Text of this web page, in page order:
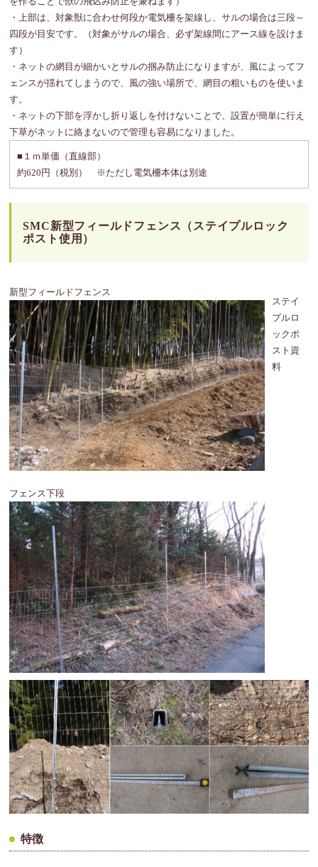
・上部は、対象獣に合わせ何段か電気柵を架線し、サルの場合は三段～
四段が目安です。（対象がサルの場合、必ず架線間にアース線を設けま
す）
・ネットの網目が細かいとサルの掴み防止になりますが、風によってフ
ェンスが揺れてしまうので、風の強い場所で、網目の粗いものを使いま
す。
・ネットの下部を浮かし折り返しを付けないことで、設置が簡単に行え
下草がネットに絡まないので管理も容易になりました。
■１ｍ単価（直線部）
約620円（税別） ※ただし電気柵本体は別途
SMC新型フィールドフェンス（ステイプルロック
ポスト使用）
新型フィールドフェンス
フェンス下段
ステイ
プルロ
ックポ
スト資
料
特徴